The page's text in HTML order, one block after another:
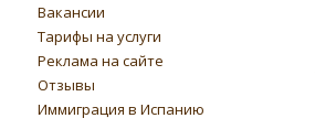
Вакансии
Тарифы на услуги
Реклама на сайте
Отзывы
Иммиграция в Испанию